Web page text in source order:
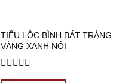
TIỂU LỘC BÌNH BÁT
VÀNG XANH NỔI